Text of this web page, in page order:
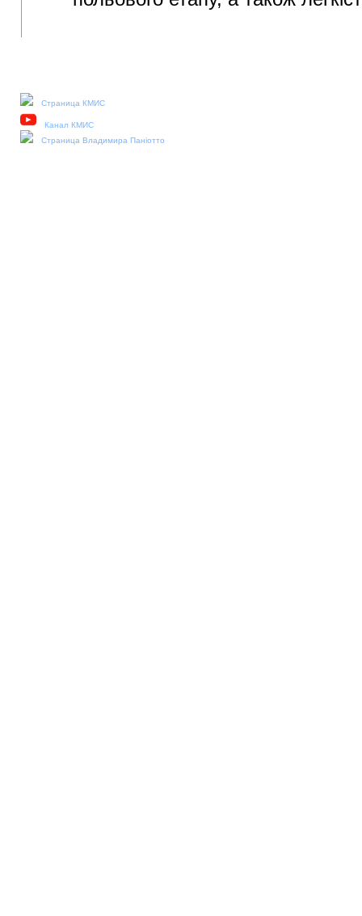
Страница КМИС
Канал КМИС
Страница Владимира Паніотто